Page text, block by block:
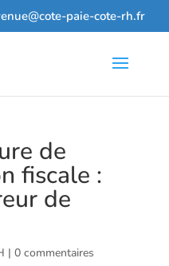
paie-cote-rh.fr
de
fiscale :
de
| 0 commentaires